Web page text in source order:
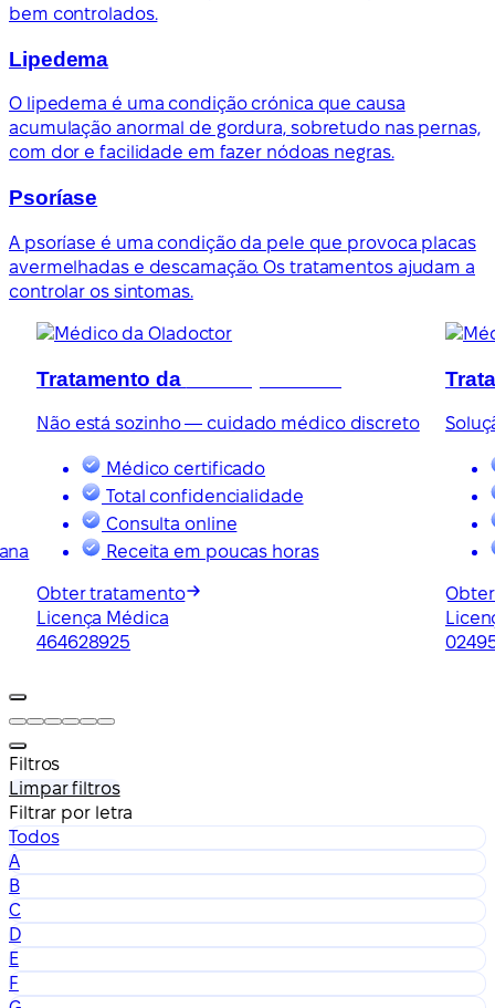
bem controlados.
Lipedema
O lipedema é uma condição crónica que causa
acumulação anormal de gordura, sobretudo nas pernas,
com dor e facilidade em fazer nódoas negras.
Psoríase
A psoríase é uma condição da pele que provoca placas
avermelhadas e descamação. Os tratamentos ajudam a
controlar os sintomas.
Tratamento da
Não está sozinho — cuidado médico discreto
Médico certificado
Total confidencialidade
Consulta online
Receita em poucas horas
Obter tratamento
Licença Médica
464628925
Filtros
Limpar filtros
Filtrar por letra
Todos
A
B
C
D
E
F